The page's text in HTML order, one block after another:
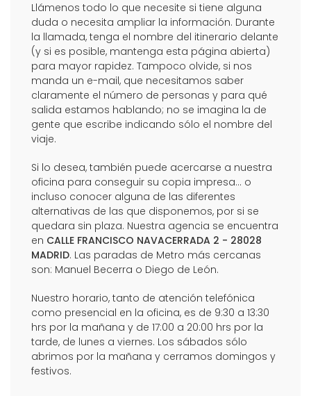
Llámenos todo lo que necesite si tiene alguna
duda o necesita ampliar la información. Durante
la llamada, tenga el nombre del itinerario delante
(y si es posible, mantenga esta página abierta)
para mayor rapidez. Tampoco olvide, si nos
manda un e-mail, que necesitamos saber
claramente el número de personas y para qué
salida estamos hablando; no se imagina la de
gente que escribe indicando sólo el nombre del
viaje.
Si lo desea, también puede acercarse a nuestra
oficina para conseguir su copia impresa... o
incluso conocer alguna de las diferentes
alternativas de las que disponemos, por si se
quedara sin plaza. Nuestra agencia se encuentra
en CALLE FRANCISCO NAVACERRADA 2 - 28028
MADRID. Las paradas de Metro más cercanas
son: Manuel Becerra o Diego de León.
Nuestro horario, tanto de atención telefónica
como presencial en la oficina, es de 9:30 a 13:30
hrs por la mañana y de 17:00 a 20:00 hrs por la
tarde, de lunes a viernes. Los sábados sólo
abrimos por la mañana y cerramos domingos y
festivos.